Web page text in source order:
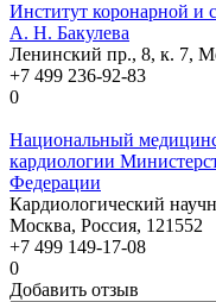
Институт коронарной
А. Н. Бакулева
Ленинский пр., 8, к. 7,
+7 499 236-92-83
0
Национальный
кардиологии
Федерации
Кардиологический
Москва, Россия, 121552
+7 499 149-17-08
0
Добавить отзыв